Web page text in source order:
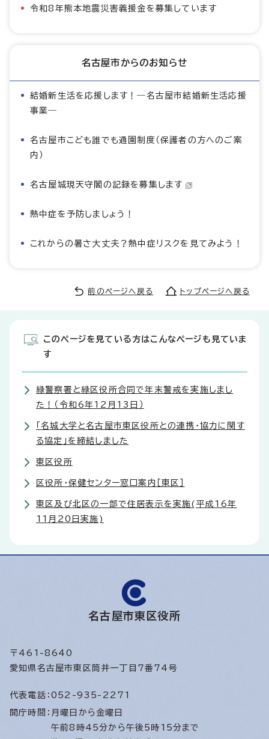
令和8年熊本地震災害義援金を募集しています
名古屋市からのお知らせ
結婚新生活を応援します！―名古屋市結婚新生活応援
事業―
名古屋市こども誰でも通園制度（保護者の方へのご案
内）
名古屋城現天守閣の記録を募集します
熱中症を予防しましょう！
これからの暑さ大丈夫？熱中症リスクを見てみよう！
前のページへ戻る トップページへ戻る
このページを見ている方はこんなページも見ていま
す
緑警察署と緑区役所合同で年末警戒を実施しまし
た！（令和6年12月13日）
「名城大学と名古屋市東区役所との連携・協力に関す
る協定」を締結しました
東区役所
区役所・保健センター窓口案内［東区］
東区及び北区の一部で住居表示を実施(平成16年
11月20日実施)
名古屋市東区役所
〒461-8640
愛知県名古屋市東区筒井一丁目7番74号
代表電話： 052-935-2271
開庁時間： 月曜日から金曜日
午前8時45分から午後5時15分まで